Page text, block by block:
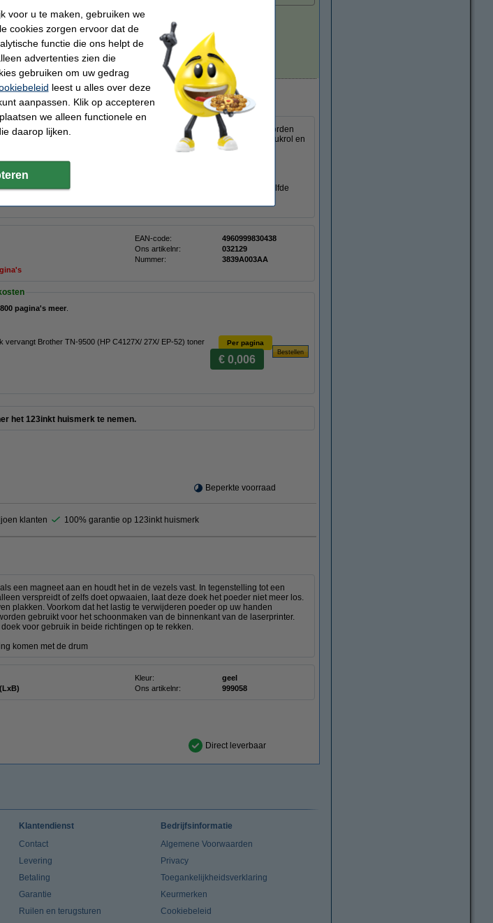
Direct leverbaar
zwart-wit pagina's. Door de goede kwaliteit van de toner worden
afgedrukt. Dit is een complete cartridge bestaande uit een toner, afdrukrol en
het HP-nummer C4127X en 27X.
dezelfde toners. Ze geven echter beide een ander nummer aan dezelfde
EAN-code:
4960999830438
Ons artikelnr:
032129
Nummer:
3839A003AA
800 pagina's meer
vervangt Brother TN-9500 (HP C4127X/ 27X/ EP-52) toner
Per pagina
€ 0,006
het 123inkt huismerk te nemen.
Beperkte voorraad
klanten 100% garantie op 123inkt huismerk
een magneet aan en houdt het in de vezels vast. In tegenstelling tot een
verspreidt of zelfs doet opwaaien, laat deze doek het poeder niet meer los.
plakken. Voorkom dat het lastig te verwijderen poeder op uw handen
gebruikt voor het schoonmaken van de binnenkant van de laserprinter.
voor gebruik in beide richtingen op te rekken.
komen met de drum
Kleur:
geel
(LxB) Ons artikelnr: 999058
Direct leverbaar
Klantendienst
Contact
Levering
Betaling
Garantie
Ruilen en terugsturen
Bedrijfsinformatie
Algemene Voorwaarden
Privacy
Toegankelijkheidsverklaring
Keurmerken
Cookiebeleid
voor u te maken, gebruiken we
cookies zorgen ervoor dat de
functie die ons helpt de
advertenties zien die
gebruiken om uw gedrag
leest u alles over deze
aanpassen. Klik op accepteren
we alleen functionele en
daarop lijken.